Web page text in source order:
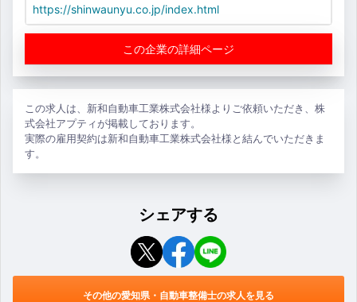
https://shinwaunyu.co.jp/index.html
この企業の詳細ページ
この求人は、新和自動車工業株式会社様よりご依頼いただき、株
式会社アプティが掲載しております。
実際の雇用契約は新和自動車工業株式会社様と結んでいただきま
す。
シェアする
その他の愛知県・自動車整備士の求人を見る